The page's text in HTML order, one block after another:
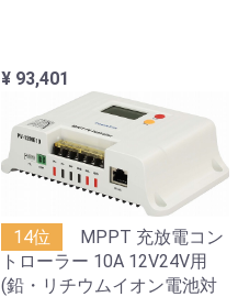
¥ 93,401
14位
MPPT 充放電コン
トローラー 10A 12V24V用
(鉛・リチウムイオン電池対